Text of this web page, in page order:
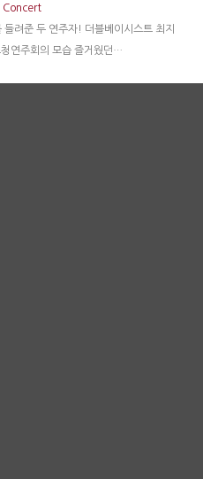
Concert
려준 두 연주자! 더블베이시스트 최지
연주회의 모습 즐거웠던…